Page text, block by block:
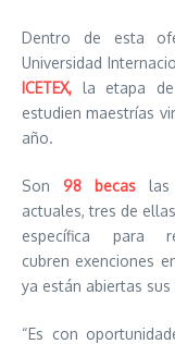
Dentro de esta
Universidad
ICETEX, la etapa de
estudien maestrías
año.
Son98 becas
actuales, tres de
específica para
cubren exenciones
ya están abiertas sus
“Es con